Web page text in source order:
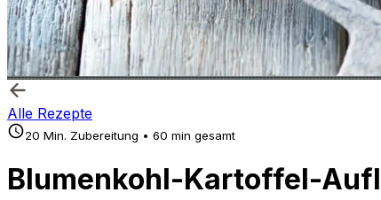
Alle Rezepte
20 Min. Zubereitung • 60 min gesamt
Blumenkohl-Kartoffel-